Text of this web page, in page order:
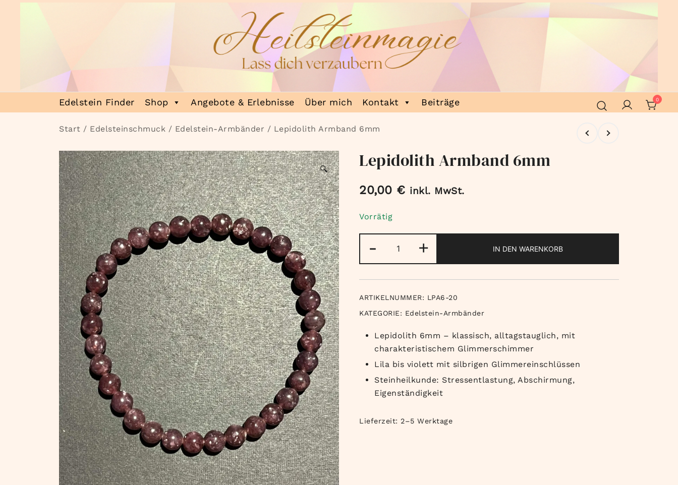
Heilsteinmagie
Lass dich verzaubern
Edelstein Finder Shop Angebote & Erlebnisse Über mich Kontakt Beiträge 0
Start / Edelsteinschmuck / Edelstein-Armbänder / Lepidolith Armband 6mm
🔍 Lepidolith Armband 6mm
20,00 € inkl. MwSt.
Vorrätig
-
Armband
6mm
Menge
+ IN DEN WARENKORB
ARTIKELNUMMER: LPA6-20
KATEGORIE: Edelstein-Armbänder
Lepidolith 6mm – klassisch, alltagstauglich, mit
charakteristischem Glimmerschimmer
Lila bis violett mit silbrigen Glimmereinschlüssen
Steinheilkunde: Stressentlastung, Abschirmung,
Eigenständigkeit
Lieferzeit: 2–5 Werktage